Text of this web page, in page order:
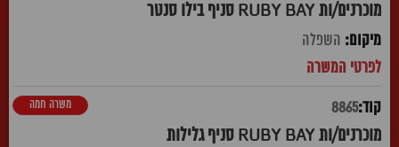
מוכרנים/ות RUBY BAY סניף בילו סנטר
השפלה
8865
מוכרנים/ות RUBY BAY סניף גלילות
משרה חמה